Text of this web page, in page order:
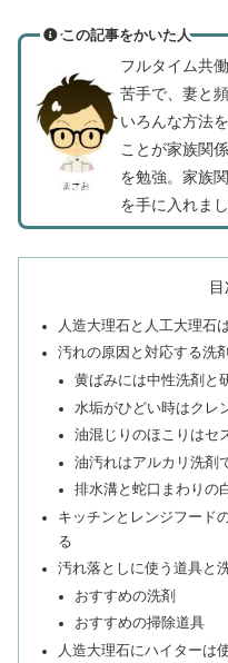
この記事をかいた人
フルタイム共
苦手で、妻と
いろんな方法
ことが家族関
を勉強。家族
を手に入れまし
人造大理石と人工大理石
汚れの原因と対応する洗
黄ばみには中性洗剤と
水垢がひどい時はクレ
油混じりのほこりはセ
油汚れはアルカリ洗剤
排水溝と蛇口まわりの
キッチンとレンジフード
る
汚れ落としに使う道具と
おすすめの洗剤
おすすめの掃除道具
人造大理石にハイターは